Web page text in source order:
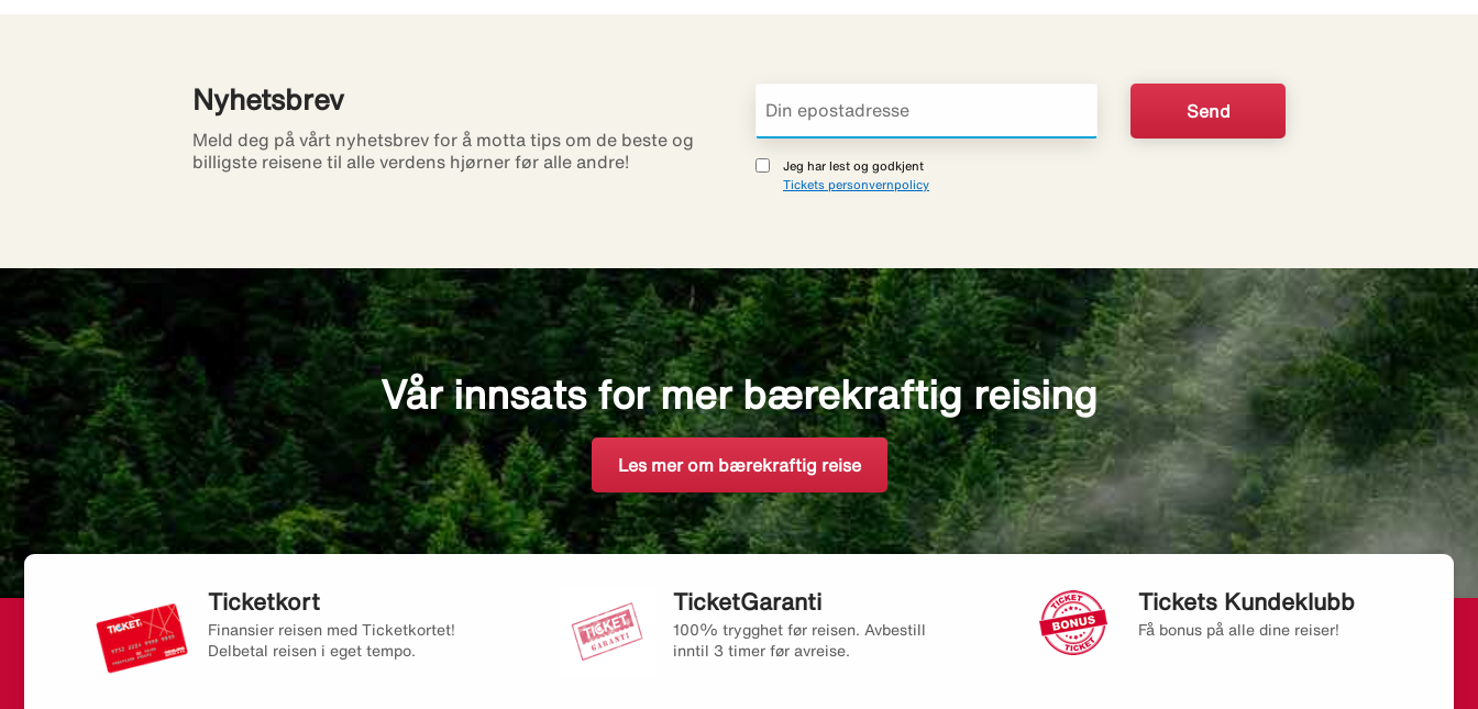
Nyhetsbrev
Meld deg på vårt nyhetsbrev for å motta tips om de beste og
billigste reisene til alle verdens hjørner før alle andre!
Jeg har lest og godkjent
Tickets personvernpolicy
Vår innsats for mer bærekraftig reising
Les mer om bærekraftig reise
Ticketkort
Finansier reisen med Ticketkortet!
Delbetal reisen i eget tempo.
TicketGaranti
100% trygghet før reisen. Avbestill
inntil 3 timer før avreise.
Tickets Kundeklubb
Få bonus på alle dine reiser!